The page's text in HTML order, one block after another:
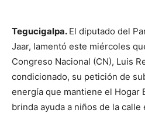
Tegucigalpa. El diputado del
Jaar, lamentó este miércoles
Congreso Nacional (CN), Luis
condicionado, su petición de
energía que mantiene el Hogar
brinda ayuda a niños de la calle